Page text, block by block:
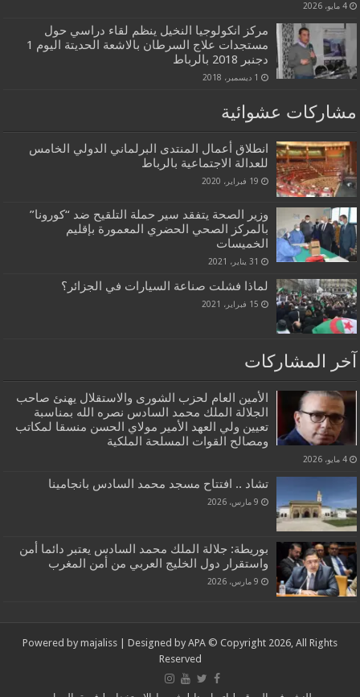
4 مايو، 2026
مركز انكولوجيا النخيل ينظم لقاء دراسي حول
مستجدات علاج السرطان بالاشعة الحديتة اليوم 1
دجنبر 2018 بالرباط
1 ديسمبر، 2018
مشاركات عشوائية
انطلاق أعمال المنتدى البرلماني الدولي الخامس
للعدالة الاجتماعية بالرباط
19 فبراير، 2020
وزير الصحة يتفقد سير حملة التلقيح ضد “كورونا”
بالمركز الصحي الحضري المعمورة بإقليم
الخميسات
31 يناير، 2021
لماذا فشلت صناعة السيارات في الجزائر؟
15 فبراير، 2021
آخر المشاركات
الأمين العام لحزب الشورى والاستقلال يهنئ صاحب
الجلالة الملك محمد السادس نصره الله بمناسبة
تعيين ولي العهد الأمير مولاي الحسن منسقا لمكاتب
ومصالح القوات المسلحة الملكية
4 مايو، 2026
تشاد .. افتتاح مسجد محمد السادس بانجامينا
9 مارس، 2026
بوريطة: جلالة الملك محمد السادس يعتبر دائما أمن
واستقرار دول الخليج العربي من أمن المغرب
9 مارس، 2026
Powered by majaliss | Designed by APA © Copyright 2026, All Rights
Reserved